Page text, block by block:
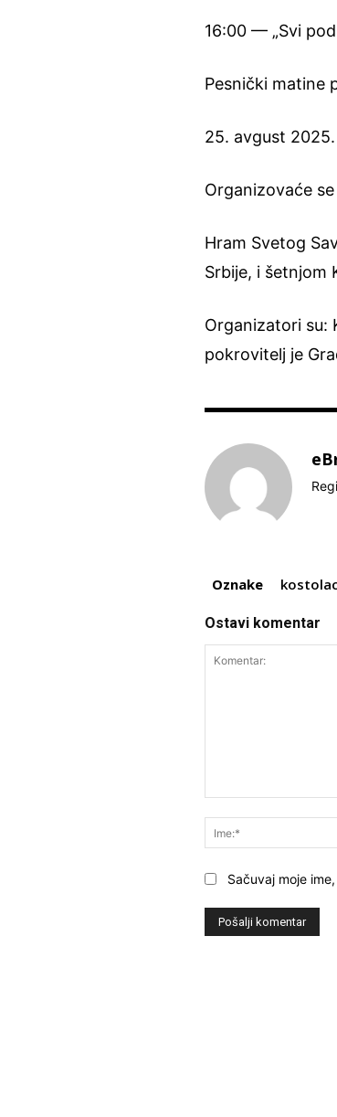
16:00 — „Svi
Pesnički matine
25. avgust
Organizovaće
Hram Svetog
Srbije, i šetnjom
Organizatori su:
pokrovitelj je
Oznake kostolac
Ostavi komentar
Sačuvaj moje